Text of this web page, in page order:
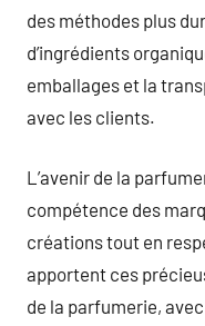
des méthodes plus
d’ingrédients
emballages et la
avec les clients.
L’avenir de la
compétence des
créations tout en
apportent ces
de la parfumerie,